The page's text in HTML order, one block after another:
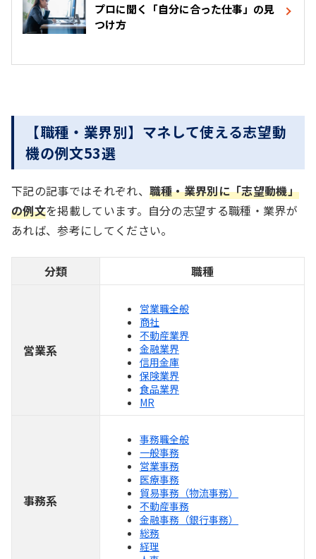
プロに聞く「自分に合った仕事」の見
つけ方
【職種・業界別】マネして使える志望動
機の例文53選
下記の記事ではそれぞれ、 職種・業界別に「志望動機」
の例文を掲載しています。自分の志望する職種・業界が
あれば、参考にしてください。
分類 職種
営業系
営業職全般
商社
不動産業界
金融業界
信用金庫
保険業界
食品業界
MR
事務系
事務職全般
一般事務
営業事務
医療事務
貿易事務（物流事務）
不動産事務
金融事務（銀行事務）
総務
経理